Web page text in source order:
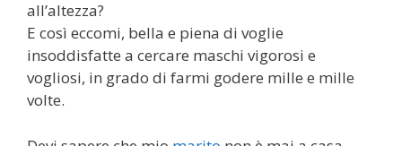
all’altezza?
E così eccomi, bella e piena di voglie
insoddisfatte a cercare maschi vigorosi e
vogliosi, in grado di farmi godere mille e mille
volte.